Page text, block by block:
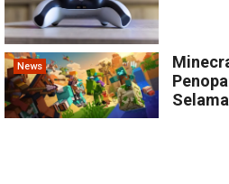
News